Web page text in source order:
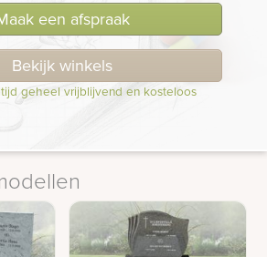
een afspraak
Bekijk winkels
geheel vrijblijvend en kosteloos